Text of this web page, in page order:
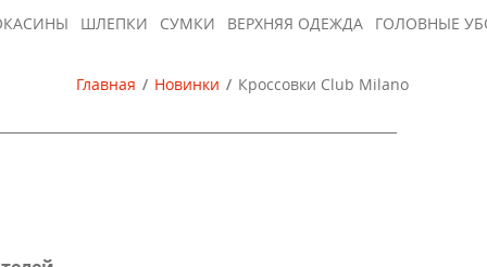
ШЛЕПКИ СУМКИ ВЕРХНЯЯ ОДЕЖДА ГОЛОВНЫЕ
Главная Новинки Кроссовки Club Milano